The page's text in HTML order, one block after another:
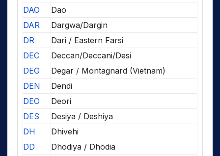
DAO
Dao
DAR
Dargwa/Dargin
DR
Dari / Eastern Farsi
DEC
Deccan/Deccani/Desi
DEG
Degar / Montagnard (Vietnam)
DEN
Dendi
DEO
Deori
DES
Desiya / Deshiya
DH
Dhivehi
DD
Dhodiya / Dhodia